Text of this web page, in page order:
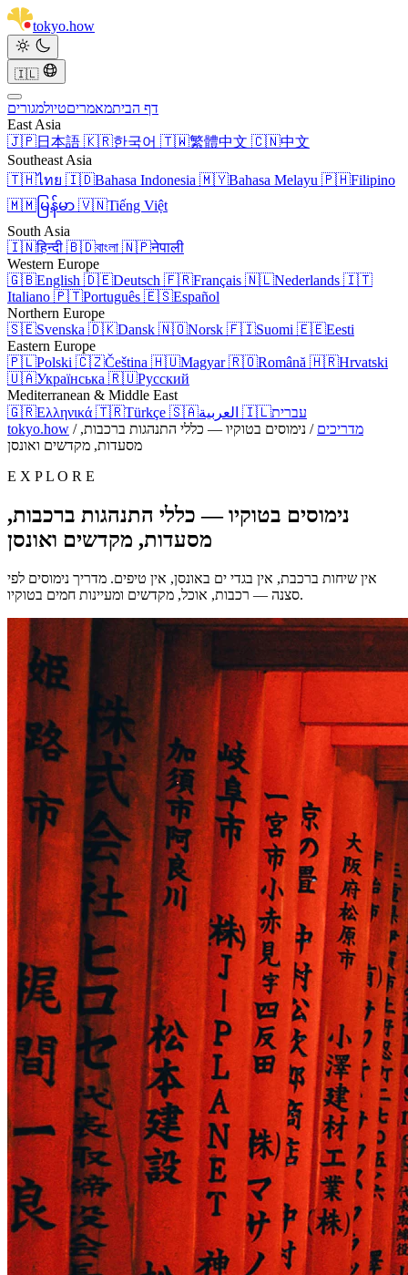
tokyo.how
🇮🇱
דף הביתמאמריםטיולמגורים
East Asia
🇯🇵日本語 🇰🇷한국어 🇹🇼繁體中文 🇨🇳中文
Southeast Asia
🇹🇭ไทย 🇮🇩Bahasa Indonesia 🇲🇾Bahasa Melayu 🇵🇭Filipino
🇲🇲 မြန်မာ 🇻🇳Tiếng Việt
South Asia
🇮🇳हिन्दी 🇧🇩বাংলা 🇳🇵नेपाली
Western Europe
🇬🇧English 🇩🇪Deutsch 🇫🇷Français 🇳🇱Nederlands 🇮🇹
Italiano 🇵🇹Português 🇪🇸Español
Northern Europe
🇸🇪Svenska 🇩🇰Dansk 🇳🇴Norsk 🇫🇮Suomi 🇪🇪Eesti
Eastern Europe
🇵🇱Polski 🇨🇿Čeština 🇭🇺Magyar🇷🇴Română 🇭🇷Hrvatski
🇺🇦Українська 🇷🇺Русский
Mediterranean & Middle East
🇬🇷Ελληνικά 🇹🇷Türkçe 🇸🇦 🇮🇱עברית
tokyo.how / מדריכים / נימוסים בטוקיו — כללי התנהגות ברכבות,
מסעדות, מקדשים ואונסן
E X P L O R E
נימוסים בטוקיו — כללי התנהגות ברכבות,
מסעדות, מקדשים ואונסן
אין שיחות ברכבת, אין בגדי ים באונסן, אין טיפים. מדריך נימוסים לפי
סצנה — רכבות, אוכל, מקדשים ומעיינות חמים בטוקיו.